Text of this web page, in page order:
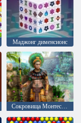
Mаджонг дименсионс
Сокровища Монтесумы 2